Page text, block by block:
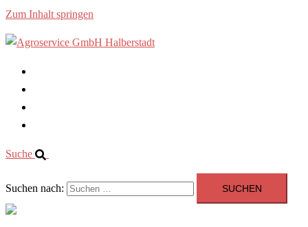
Zum Inhalt springen
Suche
Suchen nach: